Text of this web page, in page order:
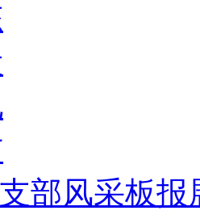
部风采板报